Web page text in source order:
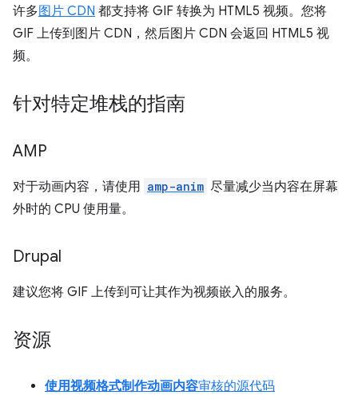
许多图片 CDN 都支持将 GIF 转换为 HTML5 视频。您将
GIF 上传到图片 CDN，然后图片 CDN 会返回 HTML5 视
频。
针对特定堆栈的指南
AMP
对于动画内容，请使用 amp-anim 尽量减少当内容在屏幕
外时的 CPU 使用量。
Drupal
建议您将 GIF 上传到可让其作为视频嵌入的服务。
资源
使用视频格式制作动画内容审核的源代码